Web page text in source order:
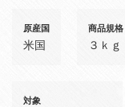
原産国
米国
商品規格
３ｋｇ
対象